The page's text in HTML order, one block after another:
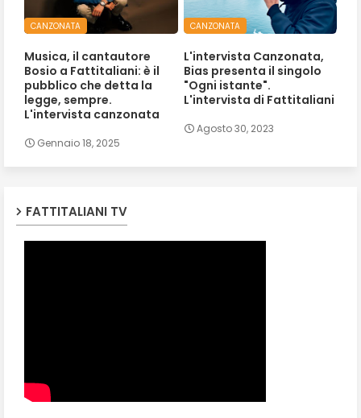
CANZONATA
Musica, il cantautore
Bosio a Fattitaliani: è il
pubblico che detta la
legge, sempre.
L'intervista canzonata
Gennaio 18, 2025
CANZONATA
L'intervista Canzonata,
Bias presenta il singolo
"Ogni istante".
L'intervista di Fattitaliani
Agosto 30, 2023
FATTITALIANI TV